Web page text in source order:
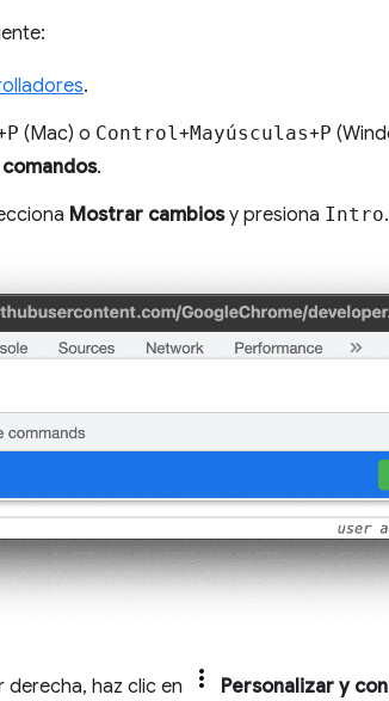
.
P (Mac) o Control+Mayúsculas+P
.
Mostrar cambiosy presiona Intro.
derecha, haz clic en Personalizar y